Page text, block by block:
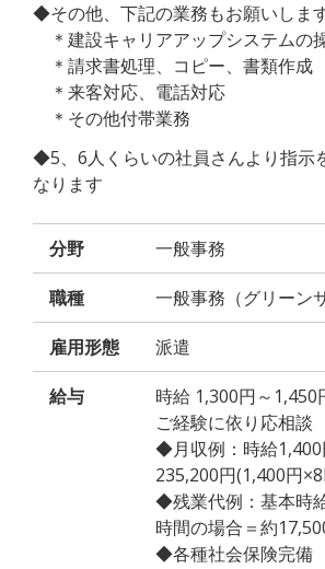
◆その他、下記の業務もお願いしま
＊建設キャリアアップシステムの
＊請求書処理、コピー、書類作成
＊来客対応、電話対応
＊その他付帯業務
◆5、6人くらいの社員さんより指示
なります
分野 一般事務
職種 一般事務（グリーン
雇用形態 派遣
給与
時給 1,300円～
ご経験に依り応相談
◆月収例：時給1,400
235,200円(1,400円
◆残業代例：基本時
時間の場合＝約
◆各種社会保険完備